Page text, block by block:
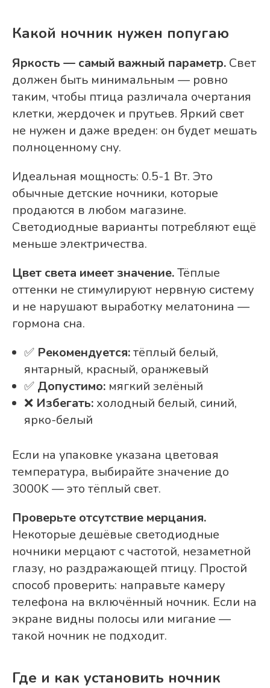
Какой ночник нужен попугаю
Яркость — самый важный параметр. Свет
должен быть минимальным — ровно
таким, чтобы птица различала очертания
клетки, жердочек и прутьев. Яркий свет
не нужен и даже вреден: он будет мешать
полноценному сну.
Идеальная мощность: 0.5-1 Вт. Это
обычные детские ночники, которые
продаются в любом магазине.
Светодиодные варианты потребляют ещё
меньше электричества.
Цвет света имеет значение.Тёплые
оттенки не стимулируют нервную систему
и не нарушают выработку мелатонина —
гормона сна.
✅ Рекомендуется:тёплый белый,
янтарный, красный, оранжевый
✅ Допустимо: мягкий зелёный
❌ Избегать: холодный белый, синий,
ярко-белый
Если на упаковке указана цветовая
температура, выбирайте значение до
3000K — это тёплый свет.
Проверьте отсутствие мерцания.
Некоторые дешёвые светодиодные
ночники мерцают с частотой, незаметной
глазу, но раздражающей птицу. Простой
способ проверить: направьте камеру
телефона на включённый ночник. Если на
экране видны полосы или мигание —
такой ночник не подходит.
Где и как установить ночник